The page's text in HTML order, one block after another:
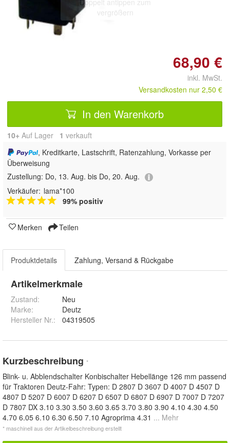
vergrößern
68,90 €
inkl. MwSt.
Versandkosten nur 2,50 €
In den Warenkorb
10+ Auf Lager 1 verkauft
, Kreditkarte, Lastschrift, Ratenzahlung, Vorkasse per
Überweisung
Zustellung: Do, 13. Aug. bis Do, 20. Aug.
Verkäufer: lama*100
99% positiv
Merken Teilen
Produktdetails Zahlung, Versand & Rückgabe
Artikelmerkmale
Zustand:
Neu
Marke:
Deutz
Hersteller Nr.:
04319505
Kurzbeschreibung *
Blink- u. Abblendschalter Konbischalter Hebellänge 126 mm passend
für Traktoren Deutz-Fahr: Typen: D 2807 D 3607 D 4007 D 4507 D
4807 D 5207 D 6007 D 6207 D 6507 D 6807 D 6907 D 7007 D 7207
D 7807 DX 3.10 3.30 3.50 3.60 3.65 3.70 3.80 3.90 4.10 4.30 4.50
4.70 6.05 6.10 6.30 6.50 7.10 Agroprima 4.31 ... Mehr
* maschinell aus der Artikelbeschreibung erstellt